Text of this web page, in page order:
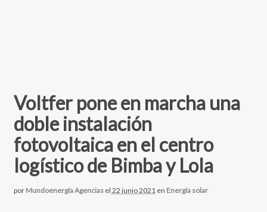
Voltfer pone en marcha una
doble instalación
fotovoltaica en el centro
logístico de Bimba y Lola
por Mundoenergía Agencias el 22 junio 2021 en Energía solar